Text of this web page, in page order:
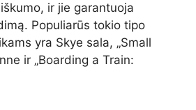
ir jie garantuoja
Populiarūs tokio tipo
yra Skye sala, „Small
ir „Boarding a Train: